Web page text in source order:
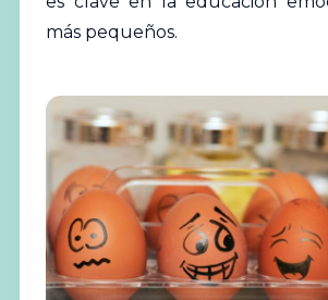
más pequeños.